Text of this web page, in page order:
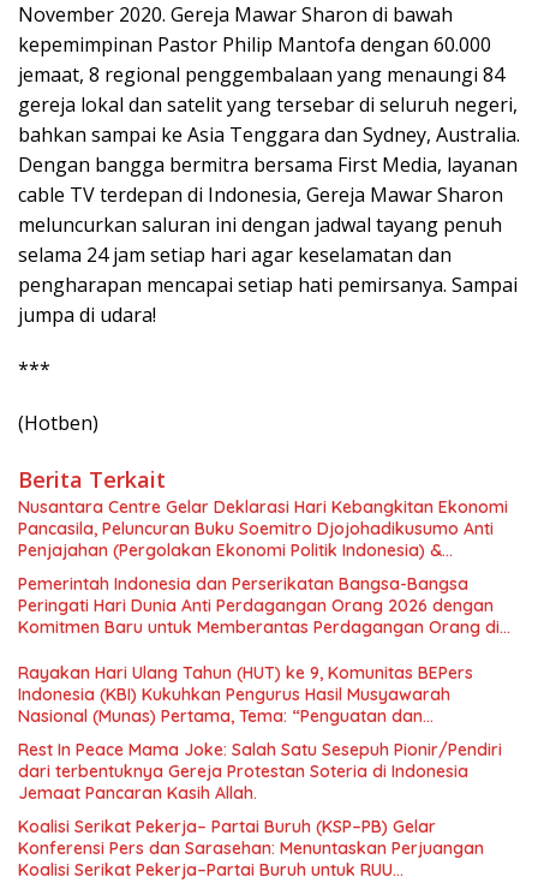
November 2020. Gereja Mawar Sharon di bawah
kepemimpinan Pastor Philip Mantofa dengan 60.000
jemaat, 8 regional penggembalaan yang menaungi 84
gereja lokal dan satelit yang tersebar di seluruh negeri,
bahkan sampai ke Asia Tenggara dan Sydney, Australia.
Dengan bangga bermitra bersama First Media, layanan
cable TV terdepan di Indonesia, Gereja Mawar Sharon
meluncurkan saluran ini dengan jadwal tayang penuh
selama 24 jam setiap hari agar keselamatan dan
pengharapan mencapai setiap hati pemirsanya. Sampai
jumpa di udara!
***
(Hotben)
Berita Terkait
Nusantara Centre Gelar Deklarasi Hari Kebangkitan Ekonomi
Pancasila, Peluncuran Buku Soemitro Djojohadikusumo Anti
Penjajahan (Pergolakan Ekonomi Politik Indonesia) &
Simposium Nasional “Urgensi Undang-Undang Perekonomian
Nasional dan Kesejahteraan Sosial dalam Menata Bangsa
Menuju Indonesia Emas 2045”,
Pemerintah Indonesia dan Perserikatan Bangsa-Bangsa
Peringati Hari Dunia Anti Perdagangan Orang 2026 dengan
Komitmen Baru untuk Memberantas Perdagangan Orang di
Rayakan Hari Ulang Tahun (HUT) ke 9, Komunitas BEPers
Indonesia (KBI) Kukuhkan Pengurus Hasil Musyawarah
Nasional (Munas) Pertama, Tema: “Penguatan dan
Pengembangan Organisasi KBI yang Berbasis Riset di seluruh
Indonesia dan Mancanegara”.
Rest In Peace Mama Joke: Salah Satu Sesepuh Pionir/Pendiri
dari terbentuknya Gereja Protestan Soteria di Indonesia
Jemaat Pancaran Kasih Allah.
Koalisi Serikat Pekerja– Partai Buruh (KSP–PB) Gelar
Konferensi Pers dan Sarasehan: Menuntaskan Perjuangan
Koalisi Serikat Pekerja–Partai Buruh untuk RUU